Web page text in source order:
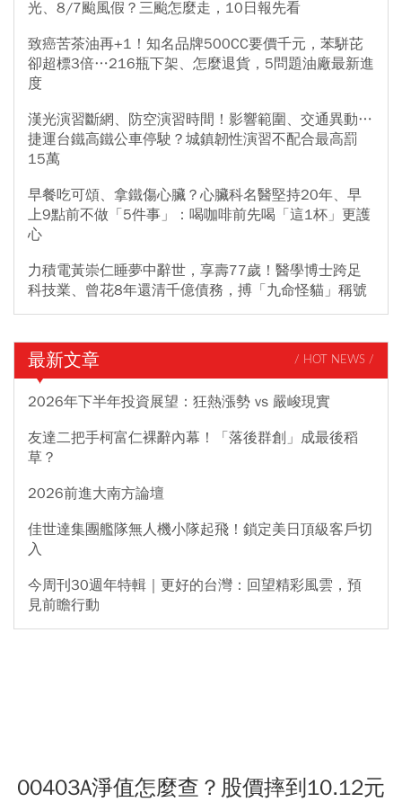
光、8/7颱風假？三颱怎麼走，10日報先看
致癌苦茶油再+1！知名品牌500CC要價千元，苯駢芘
卻超標3倍…216瓶下架、怎麼退貨，5問題油廠最新進
度
漢光演習斷網、防空演習時間！影響範圍、交通異動…
捷運台鐵高鐵公車停駛？城鎮韌性演習不配合最高罰
15萬
早餐吃可頌、拿鐵傷心臟？心臟科名醫堅持20年、早
上9點前不做「5件事」：喝咖啡前先喝「這1杯」更護
心
力積電黃崇仁睡夢中辭世，享壽77歲！醫學博士跨足
科技業、曾花8年還清千億債務，搏「九命怪貓」稱號
最新文章 / HOT NEWS /
2026年下半年投資展望：狂熱漲勢 vs 嚴峻現實
友達二把手柯富仁裸辭內幕！「落後群創」成最後稻
草？
2026前進大南方論壇
佳世達集團艦隊無人機小隊起飛！鎖定美日頂級客戶切
入
今周刊30週年特輯｜更好的台灣：回望精彩風雲，預
見前瞻行動
00403A淨值怎麼查？股價摔到10.12元